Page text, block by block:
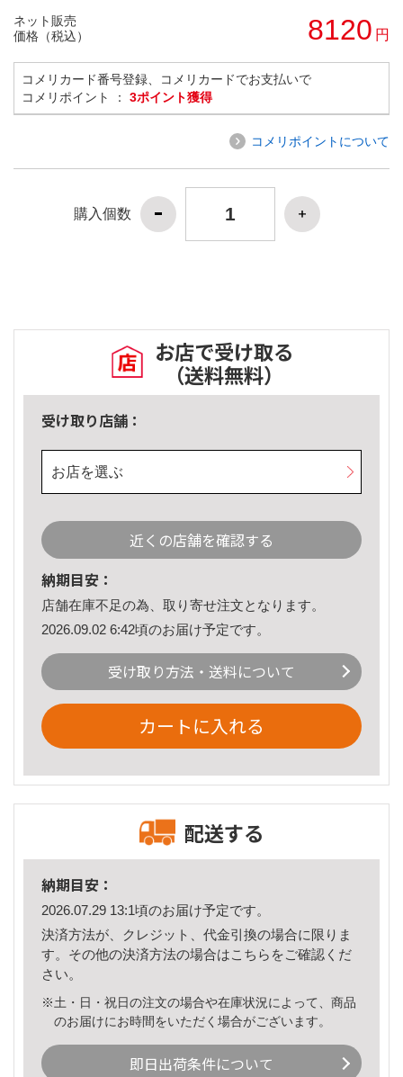
ネット販売
価格（税込）
8120 円
コメリカード番号登録、コメリカードでお支払いで
コメリポイント ： 3ポイント獲得
コメリポイントについて
購入個数
お店で受け取る
（送料無料）
受け取り店舗：
お店を選ぶ
近くの店舗を確認する
納期目安：
店舗在庫不足の為、取り寄せ注文となります。
2026.09.02 6:42頃のお届け予定です。
受け取り方法・送料について
カートに入れる
配送する
納期目安：
2026.07.29 13:1頃のお届け予定です。
決済方法が、クレジット、代金引換の場合に限りま
す。その他の決済方法の場合はこちら をご確認くだ
さい。
※土・日・祝日の注文の場合や在庫状況によって、商品
のお届けにお時間をいただく場合がございます。
即日出荷条件について